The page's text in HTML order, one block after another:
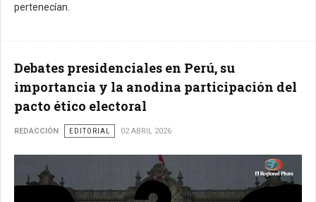
pertenecían.
Debates presidenciales en Perú, su
importancia y la anodina participación del
pacto ético electoral
REDACCIÓN EDITORIAL 02 ABRIL 2026